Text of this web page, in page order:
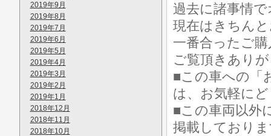
2019年9月
2019年8月
2019年7月
2019年6月
2019年5月
2019年4月
2019年3月
2019年2月
2019年1月
2018年12月
2018年11月
2018年10月
過去に諸事情
現在はきちん
一番合ったご
ご覧頂きあり
■この車への「
は、お気軽に
■この車両以外
掲載しており